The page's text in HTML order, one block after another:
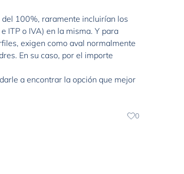
100%, raramente incluirían los
ITP o IVA) en la misma. Y para
exigen como aval normalmente
En su caso, por el importe
a encontrar la opción que mejor
0